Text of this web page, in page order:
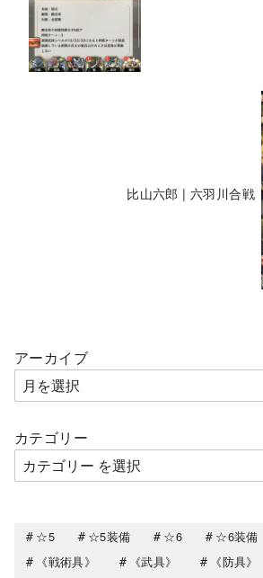
比山六郎 | 六羽川合戦
アーカイブ
カテゴリー
☆5 ☆5装備 ☆6 ☆6装備
《戦術具》
《武具》 《防具》